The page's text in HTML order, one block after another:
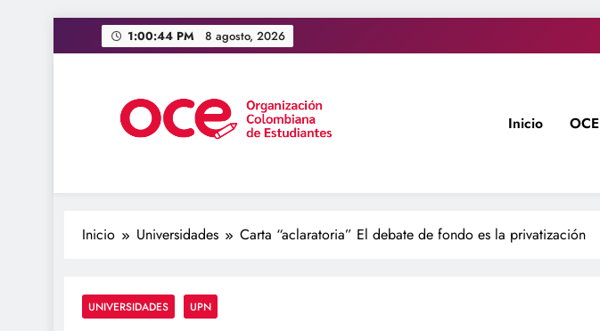
al
1:00:44 PM 8 agosto, 2026
OCE Colombia
Inicio OCE
Inicio Universidades Carta “aclaratoria” El debate de fondo es la privatización
UNIVERSIDADES UPN